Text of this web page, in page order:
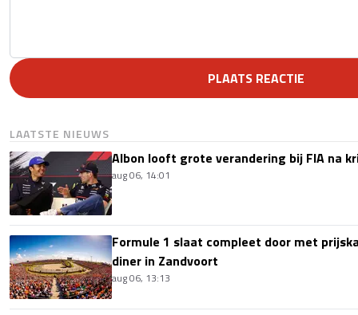
PLAATS REACTIE
LAATSTE NIEUWS
Albon looft grote verandering bij FIA na
aug 06, 14:01
Formule 1 slaat compleet door met
diner in Zandvoort
aug 06, 13:13